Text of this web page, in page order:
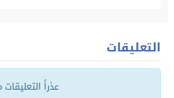
التعليقات
عذراً